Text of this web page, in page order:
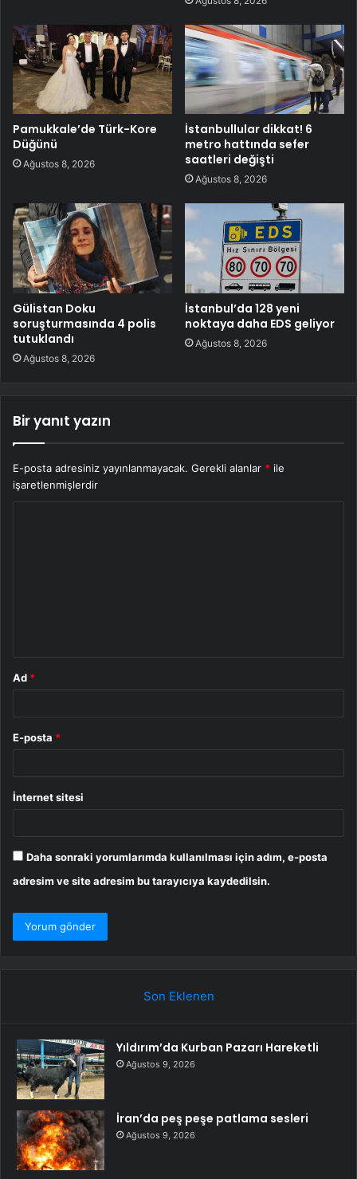
Pamukkale’de Türk-Kore
Düğünü
Ağustos 8, 2026
İstanbullular dikkat! 6
metro hattında sefer
saatleri değişti
Ağustos 8, 2026
Gülistan Doku
soruşturmasında 4 polis
tutuklandı
Ağustos 8, 2026
İstanbul’da 128 yeni
noktaya daha EDS geliyor
Ağustos 8, 2026
Bir yanıt yazın
E-posta adresiniz yayınlanmayacak. Gerekli alanlar * ile
işaretlenmişlerdir
Ad *
E-posta *
İnternet sitesi
Daha sonraki yorumlarımda kullanılması için adım, e-posta
adresim ve site adresim bu tarayıcıya kaydedilsin.
Son Eklenen
Yıldırım’da Kurban Pazarı Hareketli
Ağustos 9, 2026
İran’da peş peşe patlama sesleri
Ağustos 9, 2026